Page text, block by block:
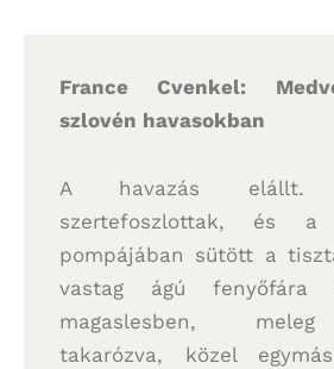
France Cvenkel:
szlovén havasokban
A havazás
szertefoszlottak, és
pompájában sütött a
vastag ágú fenyőfára
magaslesben,
takarózva, közel